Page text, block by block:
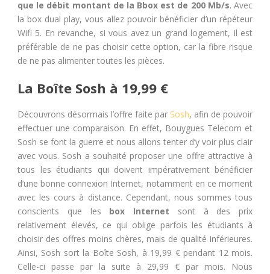
que le débit montant de la Bbox est de 200 Mb/s. Avec
la box dual play, vous allez pouvoir bénéficier d’un répéteur
Wifi 5. En revanche, si vous avez un grand logement, il est
préférable de ne pas choisir cette option, car la fibre risque
de ne pas alimenter toutes les pièces.
La Boîte Sosh à 19,99 €
Découvrons désormais l’offre faite par Sosh, afin de pouvoir
effectuer une comparaison. En effet, Bouygues Telecom et
Sosh se font la guerre et nous allons tenter d’y voir plus clair
avec vous. Sosh a souhaité proposer une offre attractive à
tous les étudiants qui doivent impérativement bénéficier
d’une bonne connexion Internet, notamment en ce moment
avec les cours à distance. Cependant, nous sommes tous
conscients que les box Internet sont à des prix
relativement élevés, ce qui oblige parfois les étudiants à
choisir des offres moins chères, mais de qualité inférieures.
Ainsi, Sosh sort la Boîte Sosh, à 19,99 € pendant 12 mois.
Celle-ci passe par la suite à 29,99 € par mois. Nous